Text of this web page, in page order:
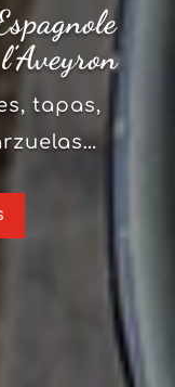
tapas,